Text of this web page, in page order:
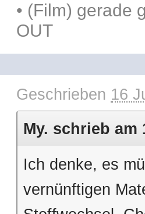
• (Film) gerade
OUT
Geschrieben 16
My. schrieb am
Ich denke, es
vernünftigen